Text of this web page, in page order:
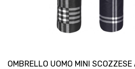
OMBRELLO UOMO MINI